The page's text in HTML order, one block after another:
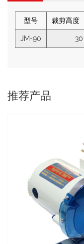
型号 裁剪高度
JM-90 30
推荐产品